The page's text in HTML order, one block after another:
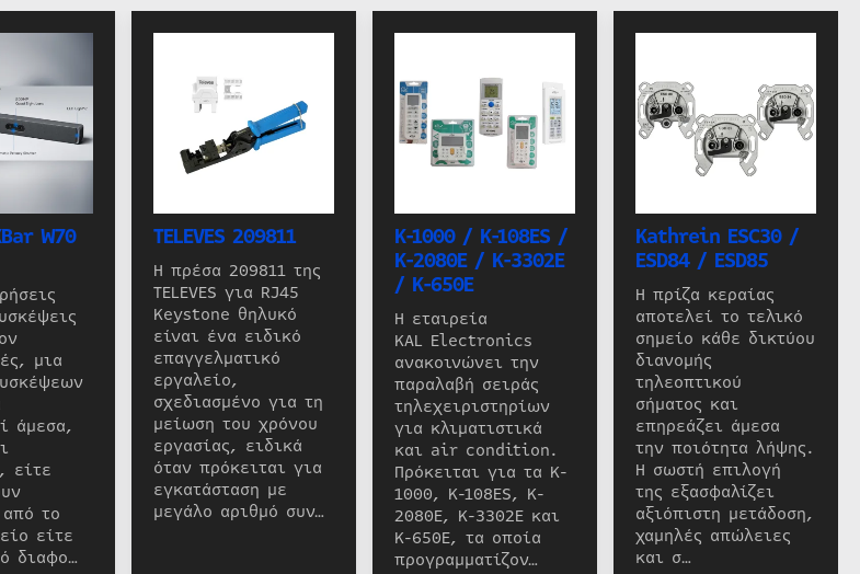
W70
μια
άμεσα,
είτε
το
είτε
διαφο…
TELEVES 209811
Η πρέσα 209811 της
TELEVES για RJ45
Keystone θηλυκό
είναι ένα ειδικό
επαγγελματικό
εργαλείο,
σχεδιασμένο για τη
μείωση του χρόνου
εργασίας, ειδικά
όταν πρόκειται για
εγκατάσταση με
μεγάλο αριθμό συν…
K-1000 / K-108ES /
K-2080E / K-3302E
/ K-650E
Η εταιρεία
KAL Electronics
ανακοινώνει την
παραλαβή σειράς
τηλεχειριστηρίων
για κλιματιστικά
και air condition.
Πρόκειται για τα K-
1000, K-108ES, K-
2080E, K-3302E και
K-650E, τα οποία
προγραμματίζον…
Kathrein ESC30 /
ESD84 / ESD85
Η πρίζα κεραίας
αποτελεί το τελικό
σημείο κάθε δικτύου
διανομής
τηλεοπτικού
σήματος και
επηρεάζει άμεσα
την ποιότητα λήψης.
Η σωστή επιλογή
της εξασφαλίζει
αξιόπιστη μετάδοση,
χαμηλές απώλειες
και σ…